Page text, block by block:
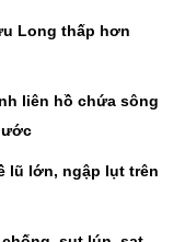
Long thấp hơn
liên hồ chứa sông
lũ lớn, ngập lụt trên